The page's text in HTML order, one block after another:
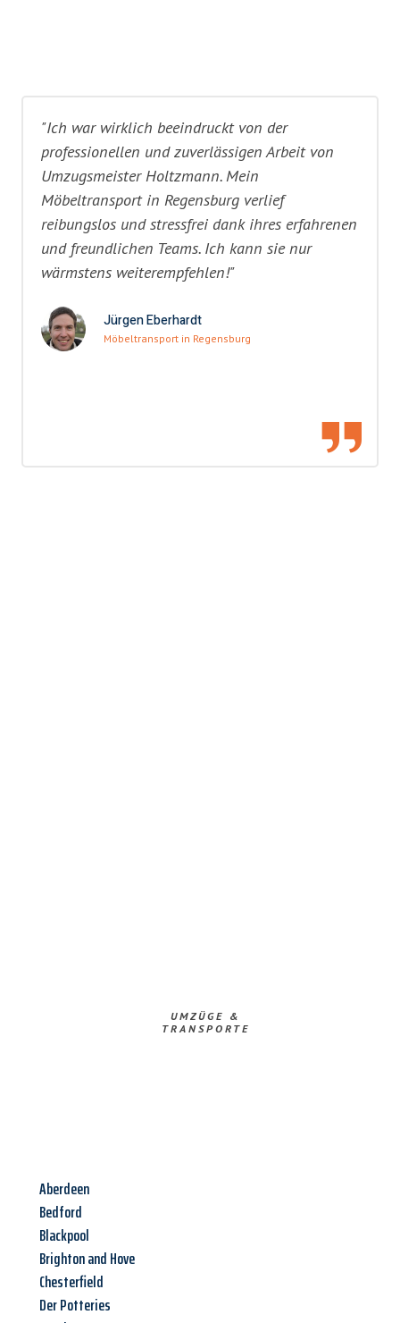
"Ich war wirklich beeindruckt von der
professionellen und zuverlässigen Arbeit von
Umzugsmeister Holtzmann. Mein
Möbeltransport in Regensburg verlief
reibungslos und stressfrei dank ihres erfahrenen
und freundlichen Teams. Ich kann sie nur
wärmstens weiterempfehlen!"
Jürgen Eberhardt
Möbeltransport in Regensburg
UMZÜGE &
TRANSPORTE
Aberdeen
Bedford
Blackpool
Brighton and Hove
Chesterfield
Der Potteries